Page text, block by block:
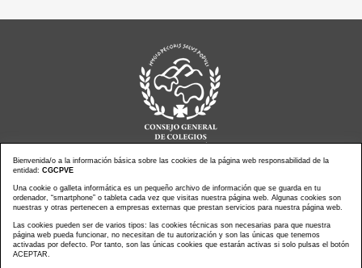
Noticias actualidad
Agenda de Actos
Revistas
PressClip
Multimedias
Contacto
Aviso Legal
Política Privacidad
Política Cookies
Bienvenida/o a la información básica sobre las cookies de la página web responsabilidad de la
entidad: CGCPVE
Una cookie o galleta informática es un pequeño archivo de información que se guarda en tu
ordenador, “smartphone” o tableta cada vez que visitas nuestra página web. Algunas cookies son
nuestras y otras pertenecen a empresas externas que prestan servicios para nuestra página web.
Las cookies pueden ser de varios tipos: las cookies técnicas son necesarias para que nuestra
página web pueda funcionar, no necesitan de tu autorización y son las únicas que tenemos
activadas por defecto. Por tanto, son las únicas cookies que estarán activas si solo pulsas el botón
ACEPTAR.